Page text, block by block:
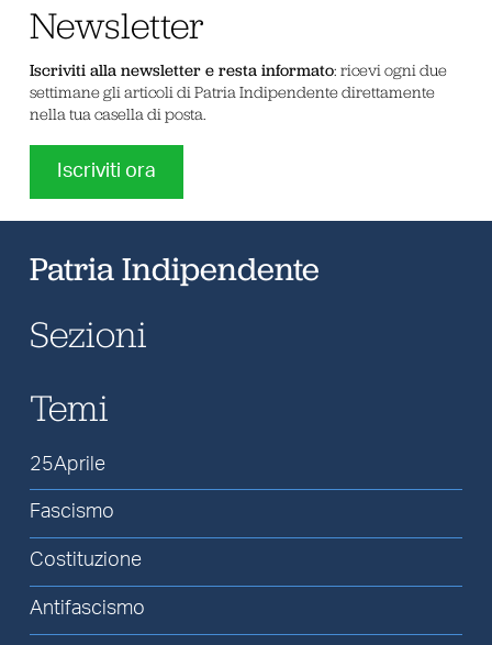
Newsletter
Iscriviti alla newsletter e resta informato: ricevi ogni due
settimane gli articoli di Patria Indipendente direttamente
nella tua casella di posta.
Iscriviti ora
Patria Indipendente
Sezioni
Temi
25Aprile
Fascismo
Costituzione
Antifascismo